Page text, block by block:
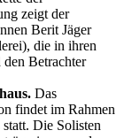
zeigt der
Berit Jäger
die in ihren
Betrachter
Das
findet im Rahmen
Die Solisten